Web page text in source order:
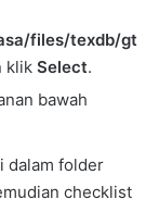
files/texdb/gt
klik Select.
bawah
dalam folder
checklist